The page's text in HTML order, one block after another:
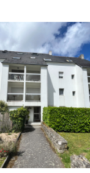
ICI POUR AGRANDIR